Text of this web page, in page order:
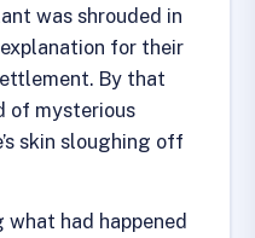
was shrouded in
for their
By that
of mysterious
skin sloughing off
had happened